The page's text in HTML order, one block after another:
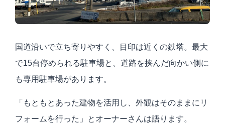
国道沿いで立ち寄りやすく、目印は近くの鉄塔。最大
で15台停められる駐車場と、道路を挟んだ向かい側に
も専用駐車場があります。
「もともとあった建物を活用し、外観はそのままにリ
フォームを行った」とオーナーさんは語ります。